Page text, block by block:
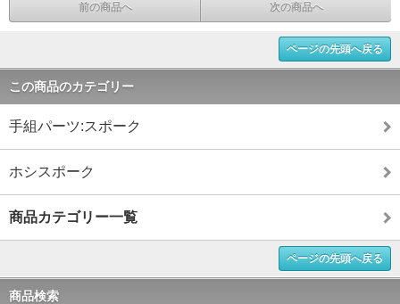
前の商品へ 次の商品へ
ページの先頭へ戻る
この商品のカテゴリー
手組パーツ:スポーク
ホシスポーク
商品カテゴリー一覧
ページの先頭へ戻る
商品検索